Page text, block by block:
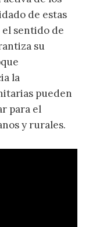
de estas
sentido de
su
la
pueden
para el
y rurales.